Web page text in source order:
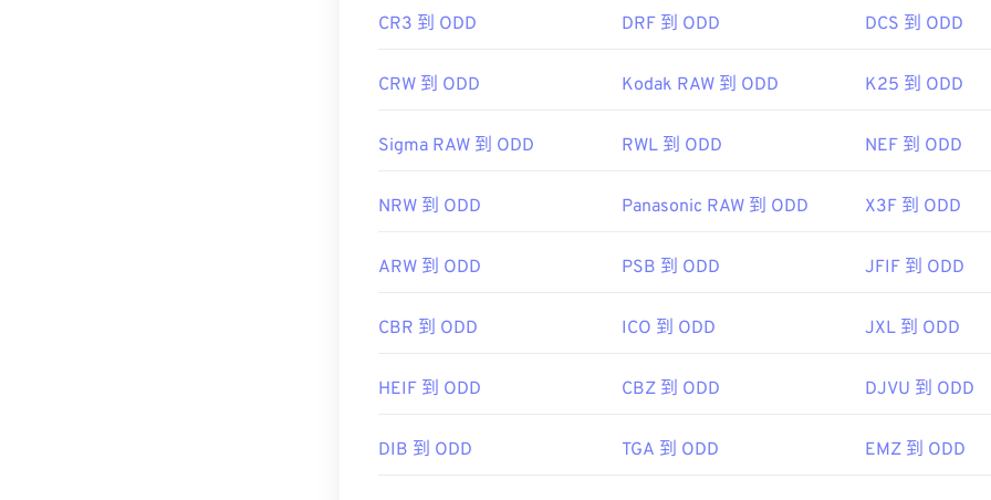
CR3 到 ODD DRF 到 ODD DCS 到 ODD
CRW 到 ODD Kodak RAW 到 ODD K25 到 ODD
Sigma RAW 到 ODD RWL 到 ODD NEF 到 ODD
NRW 到 ODD Panasonic RAW 到 ODD X3F 到 ODD
ARW 到 ODD PSB 到 ODD JFIF 到 ODD
CBR 到 ODD ICO 到 ODD JXL 到 ODD
HEIF 到 ODD CBZ 到 ODD DJVU 到 ODD
DIB 到 ODD TGA 到 ODD EMZ 到 ODD